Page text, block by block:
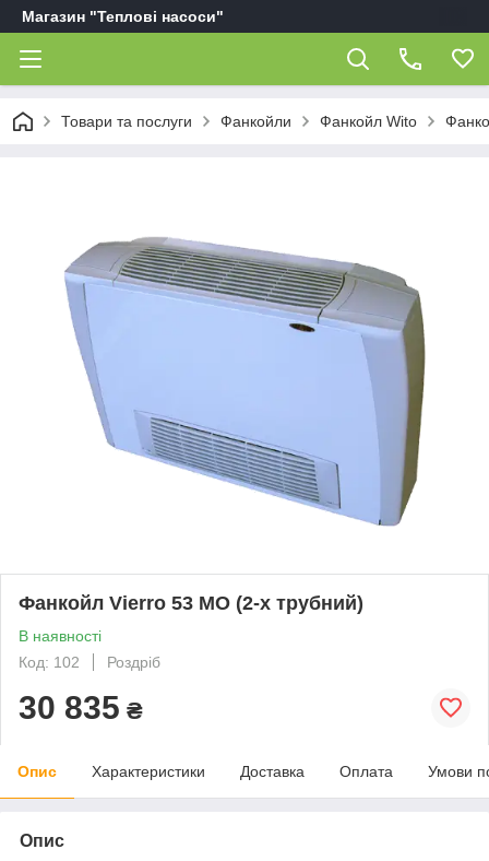
Магазин "Теплові насоси"
Товари та послуги Фанкойли Фанкойл Wito
Фанкойл Vierro 53 MO (2-х трубний)
В наявності
Код: 102
Роздріб
30 835 ₴
Опис Характеристики Доставка Оплата Умови
Опис